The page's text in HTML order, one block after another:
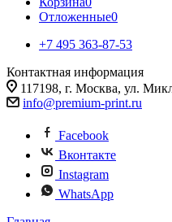
Отложенные0
+7 495 363-87-53
Контактная информация
117198, г. Москва, ул.
info@premium-print.ru
Facebook
Вконтакте
Instagram
WhatsApp